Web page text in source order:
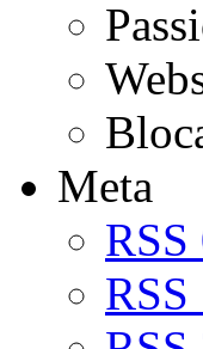
Meta
RSS
RSS